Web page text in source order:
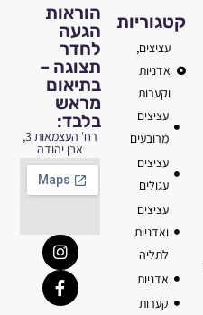
הוראות
הגעה
לחדר
תצוגה –
בתיאום
מראש
בלבד:
רח' העצמאות 3,
אבן יהודה
קטגוריות
עציצים,
אדניות
וקערות
עציצים
מרובעים
עציצים
עגולים
עציצים
ואדניות
לתליה
אדניות
קערות